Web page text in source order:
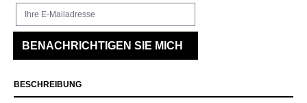
Ihre E-Mailadresse
BENACHRICHTIGEN SIE MICH
BESCHREIBUNG